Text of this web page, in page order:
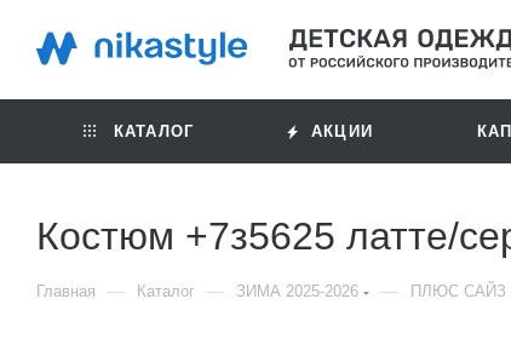
КАТАЛОГ АКЦИИ
Костюм +7з5625 латте/
Главная — Каталог — ЗИМА 2025-2026 — ПЛЮС САЙЗ